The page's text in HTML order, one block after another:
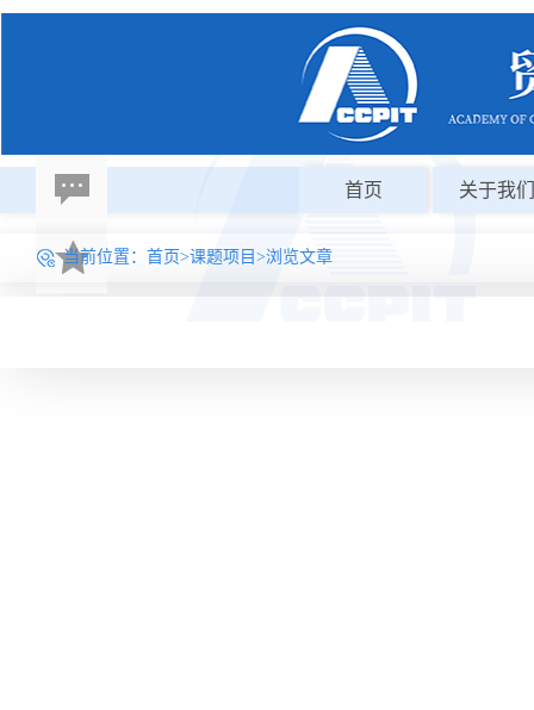
首页 关于我们
当前位置： 首页>课题项目 >浏览文章